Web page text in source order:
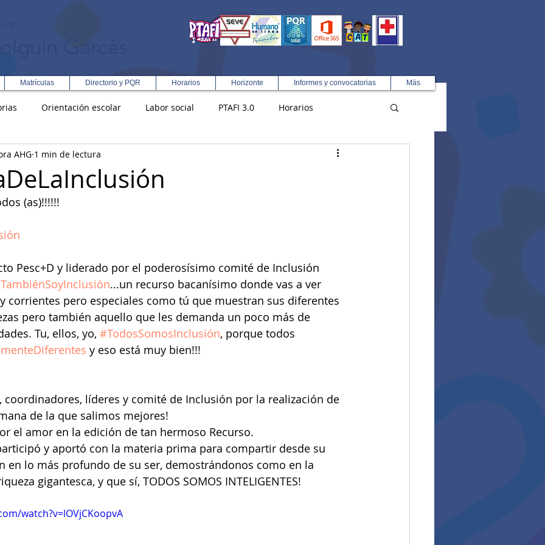
Matrículas Directorio y PQR Horarios Horizonte Informes y convocatorias Más
Orientación escolar Labor social PTAFI 3.0 Horarios
Integral en Turismo
Rectoría
AHG 1 min de lectura
(as)!!!!!!
Pesc+D y liderado por el poderosísimo comité de Inclusión
...un recurso bacanísimo donde vas a ver
corrientes pero especiales como tú que muestran sus diferentes
pero también aquello que les demanda un poco más de
Tu, ellos, yo, #TodosSomosInclusión, porque todos
y eso está muy bien!!!
coordinadores, líderes y comité de Inclusión por la realización de
de la que salimos mejores!
el amor en la edición de tan hermoso Recurso.
y aportó con la materia prima para compartir desde su
en lo más profundo de su ser, demostrándonos como en la
gigantesca, y que sí, TODOS SOMOS INTELIGENTES!
watch?v=lOVjCKoopvA